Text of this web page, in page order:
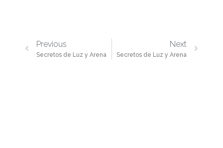
Previous
Secretos de Luz y Arena
Next
Secretos de Luz y Arena